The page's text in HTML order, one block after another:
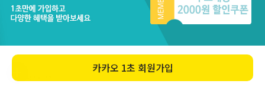
카카오 1초 회원가입